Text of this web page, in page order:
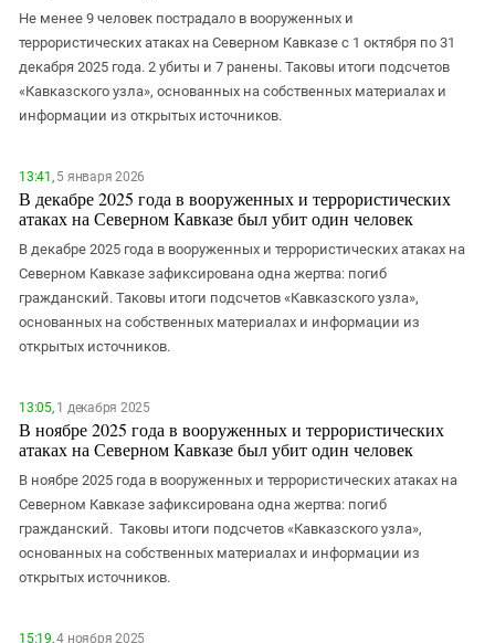
Не менее 9 человек пострадало в вооруженных и
террористических атаках на Северном Кавказе с 1 октября по 31
декабря 2025 года. 2 убиты и 7 ранены. Таковы итоги подсчетов
«Кавказского узла», основанных на собственных материалах и
информации из открытых источников.
13:41,5 января 2026
В декабре 2025 года в вооруженных и террористических
атаках на Северном Кавказе был убит один человек
В декабре 2025 года в вооруженных и террористических атаках на
Северном Кавказе зафиксирована одна жертва: погиб
гражданский. Таковы итоги подсчетов «Кавказского узла»,
основанных на собственных материалах и информации из
открытых источников.
13:05,1 декабря 2025
В ноябре 2025 года в вооруженных и террористических
атаках на Северном Кавказе был убит один человек
В ноябре 2025 года в вооруженных и террористических атаках на
Северном Кавказе зафиксирована одна жертва: погиб
гражданский. Таковы итоги подсчетов «Кавказского узла»,
основанных на собственных материалах и информации из
открытых источников.
15:19,4 ноября 2025